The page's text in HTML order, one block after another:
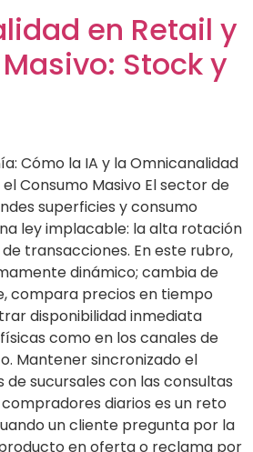
en Retail y
Stock y
Cómo la IA y la Omnicanalidad
Consumo Masivo El sector de
superficies y consumo
ley implacable: la alta rotación
transacciones. En este rubro,
dinámico; cambia de
compara precios en tiempo
disponibilidad inmediata
como en los canales de
Mantener sincronizado el
sucursales con las consultas
diarios es un reto
un cliente pregunta por la
en oferta o reclama por